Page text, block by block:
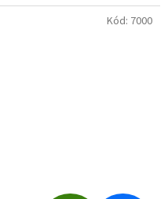
Kód: 7000